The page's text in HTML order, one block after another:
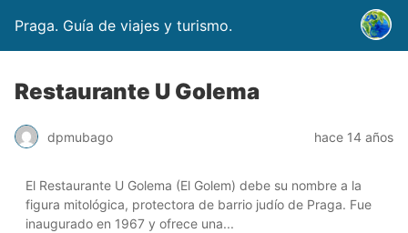
Praga. Guía de viajes y turismo.
Restaurante U Golema
dpmubago hace 14 años
El Restaurante U Golema (El Golem) debe su nombre a la
figura mitológica, protectora de barrio judío de Praga. Fue
inaugurado en 1967 y ofrece una...